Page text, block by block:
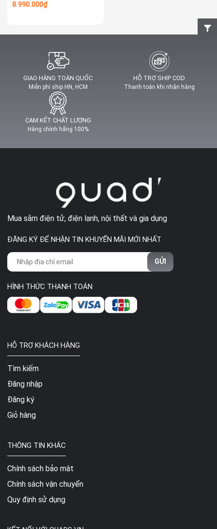
8.990.000₫
GIAO HÀNG TOÀN QUỐC
Miễn phí ship HN, HCM
HỖ TRỢ SHIP COD
Thanh toán khi nhận hàng
CAM KẾT CHẤT LƯỢNG
Hàng chính hãng 100%
Mua sắm điện tử, điện lạnh, nội thất và gia dụng
ĐĂNG KÝ ĐỂ NHẬN TIN KHUYẾN MÃI MỚI NHẤT
GỬI
HÌNH THỨC THANH TOÁN
HỖ TRỢ KHÁCH HÀNG
Tìm kiếm
Đăng nhập
Đăng ký
Giỏ hàng
THÔNG TIN KHÁC
Chính sách bảo mật
Chính sách vận chuyển
Quy định sử dụng